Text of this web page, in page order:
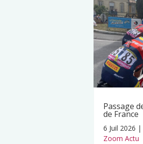
Passage
de France
6 Juil 2026 |
Zoom Actu